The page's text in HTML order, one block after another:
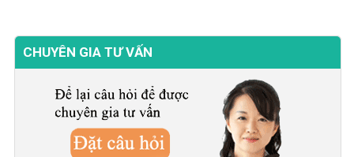
CHUYÊN GIA TƯ VẤN